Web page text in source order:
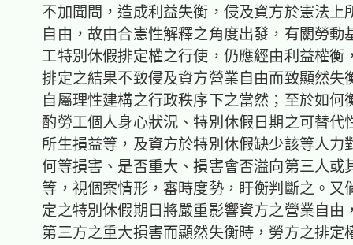
不加聞問，造成利益失衡，侵及資方於憲法上
自由，故由合憲性解釋之角度出發，有關勞動
工特別休假排定權之行使，仍應經由利益權衡
排定之結果不致侵及資方營業自由而致顯然失
自屬理性建構之行政秩序下之當然；至於如何
酌勞工個人身心狀況、特別休假日期之可替代
所生損益等，及資方於特別休假缺少該等人力
何等損害、是否重大、損害會否溢向第三人或
等，視個案情形，審時度勢，盱衡判斷之。又
定之特別休假期日將嚴重影響資方之營業自由
第三方之重大損害而顯然失衡時，勞方之排定